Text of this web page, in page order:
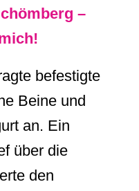
–
befestigte
Beine und
an. Ein
über die
den